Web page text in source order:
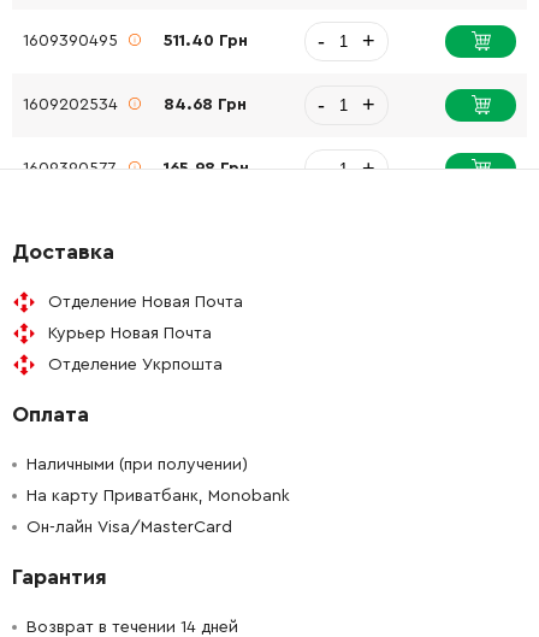
1609390495 511.40 Грн - +
1609202534 84.68 Грн - +
1609390577 165.98 Грн - +
Доставка
Отделение Новая Почта
Курьер Новая Почта
Отделение Укрпошта
Оплата
Наличными (при получении)
На карту Приватбанк, Monobank
Он-лайн Visa/MasterCard
Гарантия
Возврат в течении 14 дней